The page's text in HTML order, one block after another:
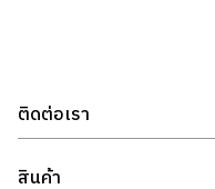
ติดต่อเรา
สินค้า